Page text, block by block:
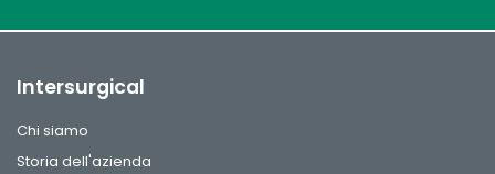
Intersurgical
Chi siamo
Storia dell'azienda